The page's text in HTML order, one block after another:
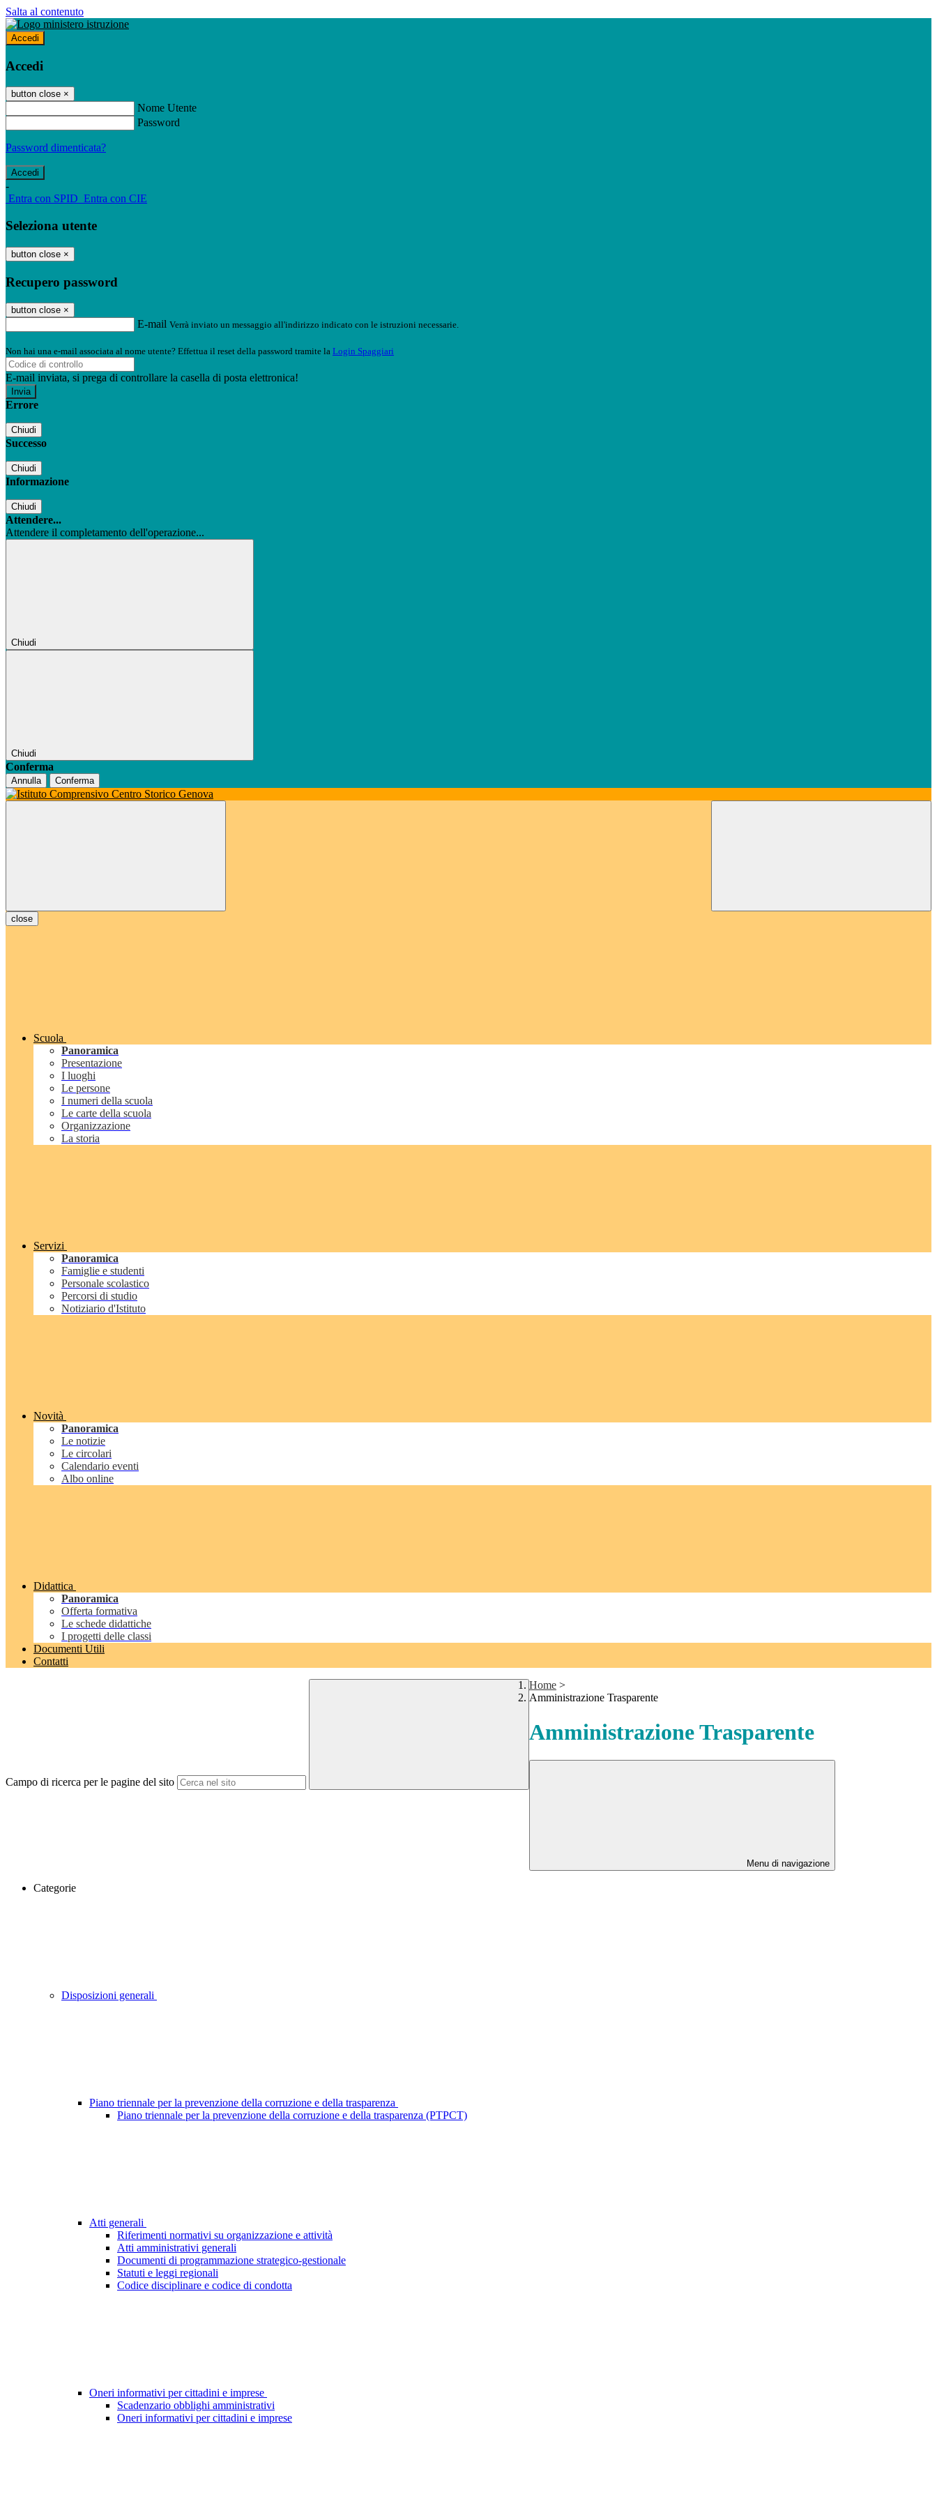
Salta al contenuto
Accedi
Accedi
button close ×
Nome Utente
Password
Password dimenticata?
-
Entra con SPID Entra con CIE
Seleziona utente
button close ×
Recupero password
button close ×
E-mail Verrà inviato un messaggio all'indirizzo indicato con le istruzioni necessarie.
Non hai una e-mail associata al nome utente? Effettua il reset della password tramite la Login Spaggiari
E-mail inviata, si prega di controllare la casella di posta elettronica!
Errore
Chiudi
Successo
Chiudi
Informazione
Chiudi
Attendere...
Attendere il completamento dell'operazione...
Chiudi
Chiudi
Conferma
Annulla Conferma
close
Scuola
Panoramica
Presentazione
I luoghi
Le persone
I numeri della scuola
Le carte della scuola
Organizzazione
La storia
Servizi
Panoramica
Famiglie e studenti
Personale scolastico
Percorsi di studio
Notiziario d'Istituto
Novità
Panoramica
Le notizie
Le circolari
Calendario eventi
Albo online
Didattica
Panoramica
Offerta formativa
Le schede didattiche
I progetti delle classi
Documenti Utili
Contatti
Campo di ricerca per le pagine del sito
Home >
Amministrazione Trasparente
Amministrazione Trasparente
Menu di navigazione
Categorie
Disposizioni generali
Piano triennale per la prevenzione della corruzione e della trasparenza
Piano triennale per la prevenzione della corruzione e della trasparenza (PTPCT)
Atti generali
Riferimenti normativi su organizzazione e attività
Atti amministrativi generali
Documenti di programmazione strategico-gestionale
Statuti e leggi regionali
Codice disciplinare e codice di condotta
Oneri informativi per cittadini e imprese
Scadenzario obblighi amministrativi
Oneri informativi per cittadini e imprese